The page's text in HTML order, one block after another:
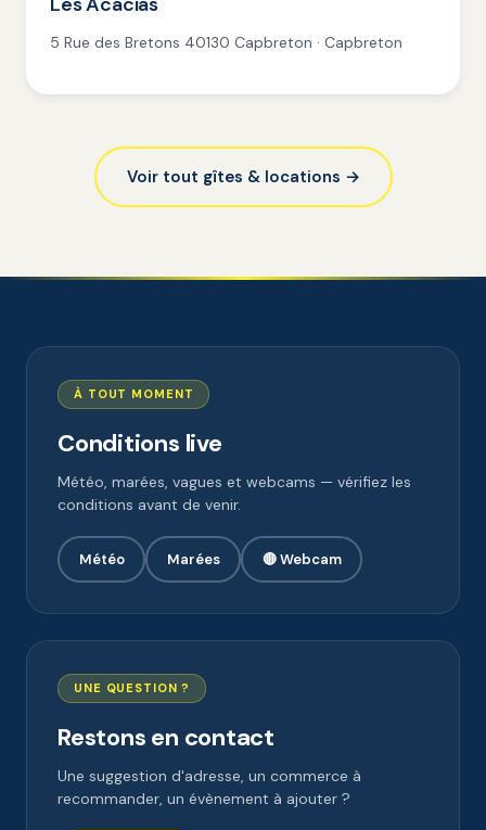
5 Rue des Bretons 40130 Capbreton · Capbreton
Voir tout gîtes & locations →
À TOUT MOMENT
Conditions live
Météo, marées, vagues et webcams — vérifiez les
conditions avant de venir.
Météo Marées 🔴 Webcam
UNE QUESTION ?
Restons en contact
Une suggestion d'adresse, un commerce à
recommander, un évènement à ajouter ?